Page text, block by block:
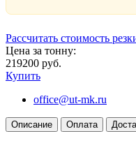
Рассчитать стоимость
Цена за тонну:
219200 руб.
Купить
office@ut-mk.ru
Описание Оплата